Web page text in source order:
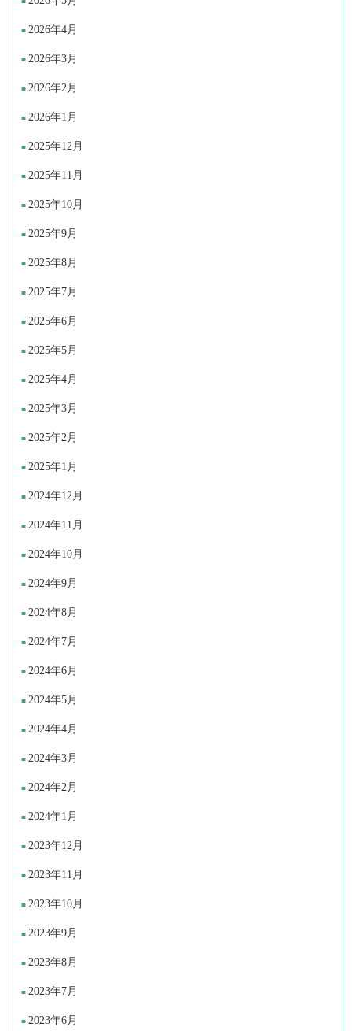
2026年4月
2026年3月
2026年2月
2026年1月
2025年12月
2025年11月
2025年10月
2025年9月
2025年8月
2025年7月
2025年6月
2025年5月
2025年4月
2025年3月
2025年2月
2025年1月
2024年12月
2024年11月
2024年10月
2024年9月
2024年8月
2024年7月
2024年6月
2024年5月
2024年4月
2024年3月
2024年2月
2024年1月
2023年12月
2023年11月
2023年10月
2023年9月
2023年8月
2023年7月
2023年6月